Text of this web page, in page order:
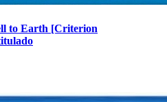
to Earth [Criterion